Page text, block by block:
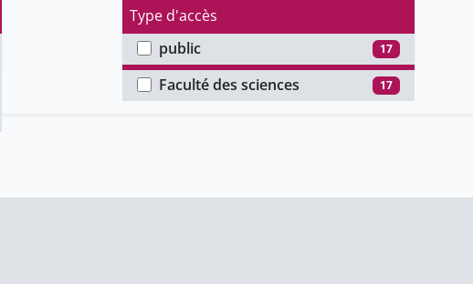
Type d'accès
public
17
Faculté
Faculté des sciences
17